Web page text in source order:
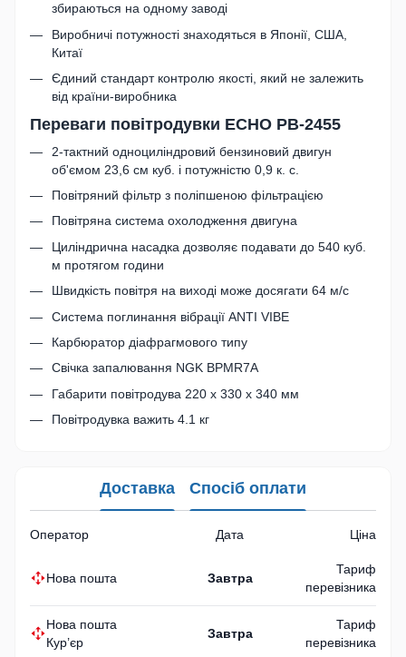
збираються на одному заводі
Виробничі потужності знаходяться в Японії, США,
Китаї
Єдиний стандарт контролю якості, який не залежить
від країни-виробника
Переваги повітродувки ECHO PB-2455
2-тактний одноциліндровий бензиновий двигун
об'ємом 23,6 см куб. і потужністю 0,9 к. с.
Повітряний фільтр з поліпшеною фільтрацією
Повітряна система охолодження двигуна
Циліндрична насадка дозволяє подавати до 540 куб.
м протягом години
Швидкість повітря на виході може досягати 64 м/с
Система поглинання вібрації ANTI VIBE
Карбюратор діафрагмового типу
Свічка запалювання NGK BPMR7A
Габарити повітродува 220 x 330 x 340 мм
Повітродувка важить 4.1 кг
Доставка Спосіб оплати
Оператор Дата Ціна
Нова пошта Завтра
Тариф
перевізника
Нова пошта
Кур’єр
Завтра
Тариф
перевізника